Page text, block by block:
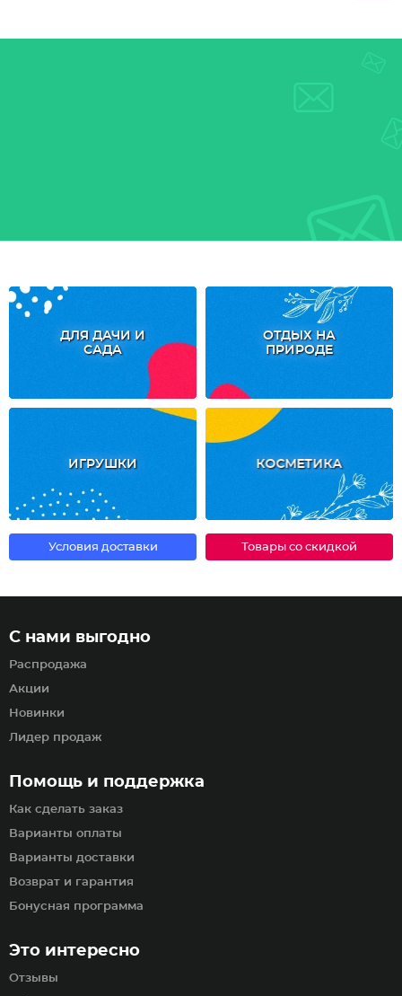
ДЛЯ ДАЧИ И
САДА
ОТДЫХ НА
ПРИРОДЕ
ИГРУШКИ КОСМЕТИКА
Условия доставки Товары со скидкой
Помощь и поддержка
Как сделать заказ
Варианты оплаты
Варианты доставки
Возврат и гарантия
Бонусная программа
С нами выгодно
Распродажа
Акции
Новинки
Лидер продаж
Это интересно
Отзывы